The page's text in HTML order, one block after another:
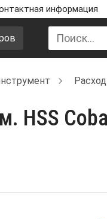
информация
HSS